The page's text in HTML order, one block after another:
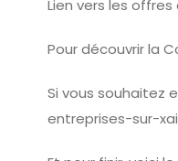
Lien vers les offres
Pour découvrir la
Si vous souhaitez
entreprises-sur-